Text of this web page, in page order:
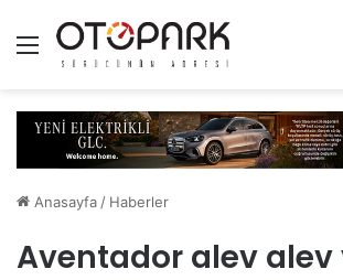
Menü
Anasayfa / Haberler
Aventador alev alev